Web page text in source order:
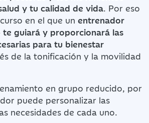
y tu calidad de vida. Por eso
en el que un entrenador
guiará y proporcionará las
para tu bienestar
de la tonificación y la movilidad
en grupo reducido, por
puede personalizar las
necesidades de cada uno.